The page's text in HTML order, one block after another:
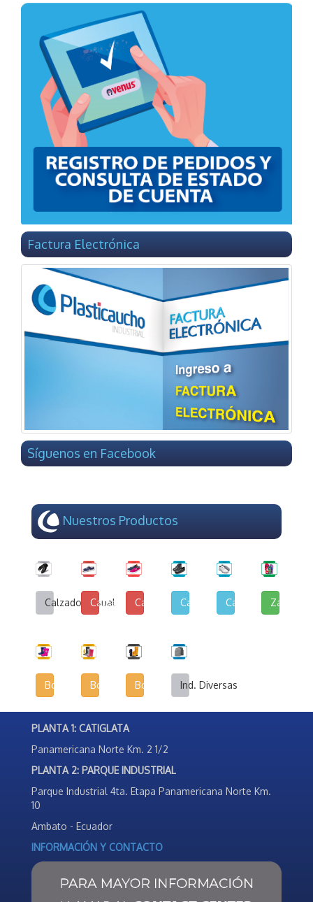
Factura Electrónica
Síguenos en Facebook
Nuestros Productos
Calzado CasualCalzado de Lona y Cuerina
Calzado de Lona Urbana
Calzado EscolarCalzado Deportivo
Botas InfantilesBotas AgrícolasBotas de Seguridad Industrial
Ind. Diversas
PLANTA 1: CATIGLATA
Panamericana Norte Km. 2 1/2
PLANTA 2: PARQUE INDUSTRIAL
Parque Industrial 4ta. Etapa Panamericana Norte Km.
10
Ambato - Ecuador
INFORMACIÓN Y CONTACTO